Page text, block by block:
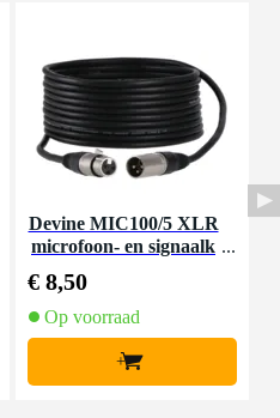
Devine MIC100/5 XLR
microfoon- en signaalk
€ 8,50
Op voorraad
+